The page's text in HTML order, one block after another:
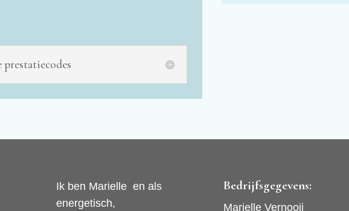
prestatiecodes
Ik ben Marielle en als
energetisch,
Bedrijfsgegevens:
Marielle Vernooij